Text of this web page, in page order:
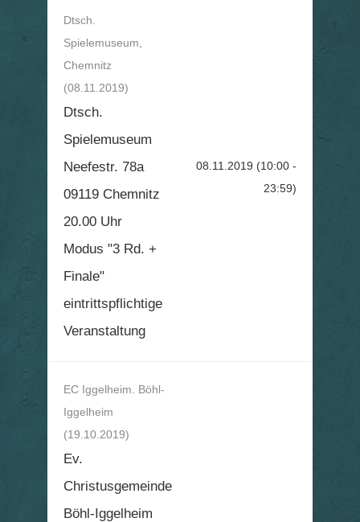
Dtsch.
Spielemuseum,
Chemnitz
(08.11.2019)
Dtsch.
Spielemuseum
Neefestr. 78a
09119 Chemnitz
20.00 Uhr
Modus "3 Rd. +
Finale"
eintrittspflichtige
Veranstaltung
08.11.2019 (10:00 -
23:59)
EC Iggelheim. Böhl-
Iggelheim
(19.10.2019)
Ev.
Christusgemeinde
Böhl-Iggelheim